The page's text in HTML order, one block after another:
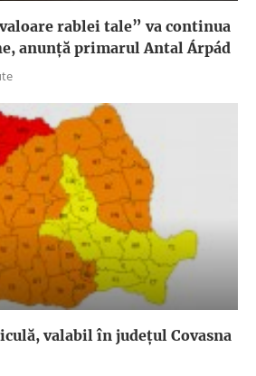
rablei tale” va continua
anunţă primarul Antal Árpád
valabil în judeţul Covasna